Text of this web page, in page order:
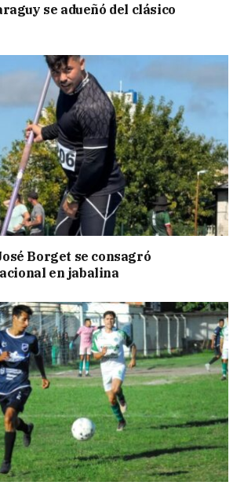
se adueñó del clásico
Borget se consagró
en jabalina